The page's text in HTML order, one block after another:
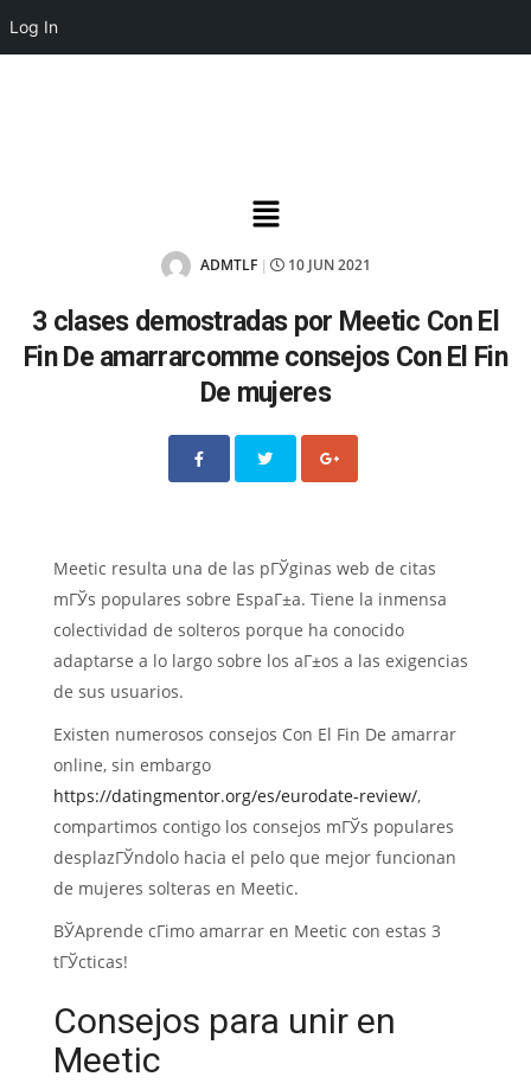
Log In
ADMTLF 10 JUN 2021
3 clases demostradas por Meetic Con El
Fin De amarrarcomme consejos Con El Fin
De mujeres
Meetic resulta una de las pГЎginas web de citas
mГЎs populares sobre EspaГ±a. Tiene la inmensa
colectividad de solteros porque ha conocido
adaptarse a lo largo sobre los aГ±os a las exigencias
de sus usuarios.
Existen numerosos consejos Con El Fin De amarrar
online, sin embargo
https://datingmentor.org/es/eurodate-review/,
compartimos contigo los consejos mГЎs populares
desplazГЎndolo hacia el pelo que mejor funcionan
de mujeres solteras en Meetic.
ВЎAprende cГіmo amarrar en Meetic con estas 3
tГЎcticas!
Consejos para unir en
Meetic